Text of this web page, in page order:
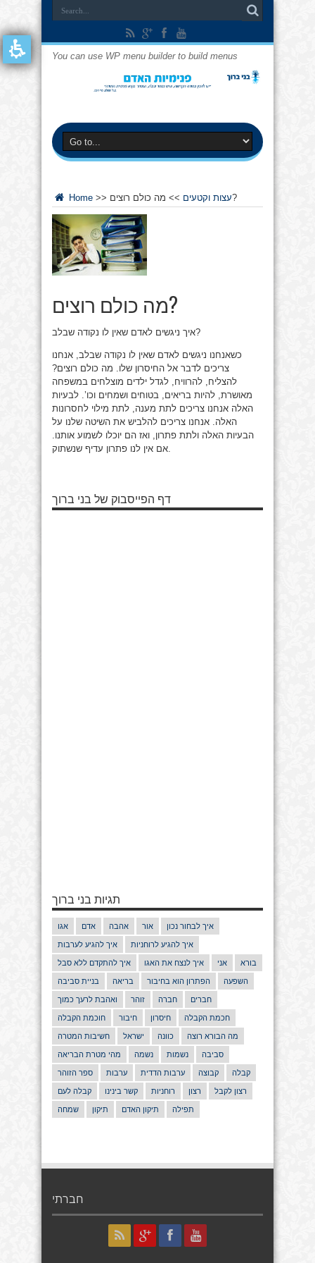
You can use WP menu builder to build menus
Home >> עצות וקטעים >> מה כולם רוצים?
מה כולם רוצים?
איך ניגשים לאדם שאין לו נקודה שבלב?
כשאנחנו ניגשים לאדם שאין לו נקודה שבלב, אנחנו
צריכים לדבר אל החיסרון שלו. מה כולם רוצים?
להצליח, להרוויח, לגדל ילדים מוצלחים במשפחה
מאושרת, להיות בריאים, בטוחים ושמחים וכו’. לבעיות
האלה אנחנו צריכים לתת מענה, לתת מילוי לחסרונות
האלה. אנחנו צריכים להלביש את השיטה שלנו על
הבעיות האלה ולתת פתרון, ואז הם יוכלו לשמוע אותנו.
אם אין לנו פתרון עדיף שנשתוק.
דף הפייסבוק של בני ברוך
תגיות בני ברוך
אגו אדם אהבה אור איך לבחור נכון
איך להגיע לערבות איך להגיע לרוחניות
איך להתקדם ללא סבל איך לנצח את האגו אני בורא
בניית סביבה בריאה הפתרון הוא בחיבור השפעה
ואהבת לרעך כמוך זוהר חברה חברים
חוכמת הקבלה חיבור חיסרון חכמת הקבלה
חשיבות המטרה ישראל כוונה מה הבורא רוצה
מהי מטרת הבריאה נשמה נשמות סביבה
ספר הזוהר ערבות ערבות הדדית קבוצה קבלה
קבלה לעם קשר בינינו רוחניות רצון רצון לקבל
שמחה תיקון תיקון האדם תפילה
חברתי